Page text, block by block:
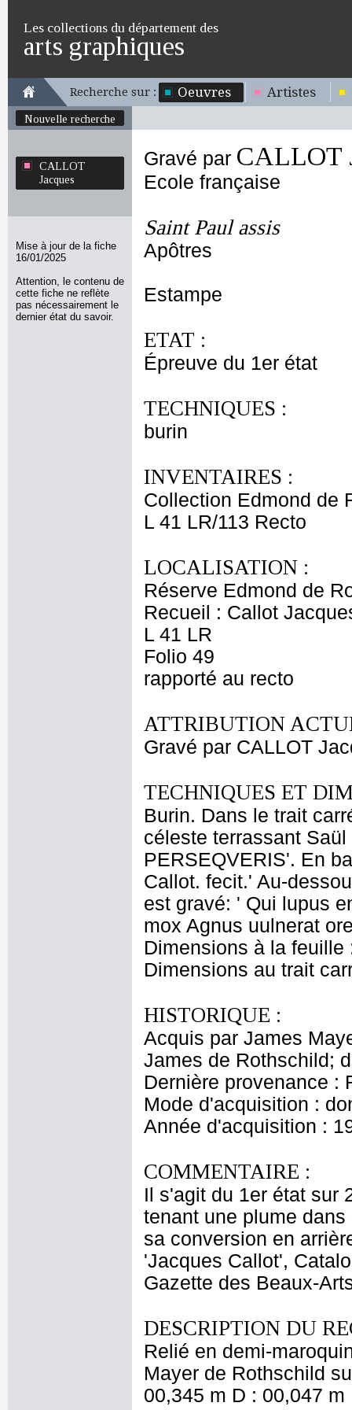
Les collections du département des
arts graphiques
Recherche sur : Oeuvres Artistes
Nouvelle recherche
CALLOT
Jacques
Mise à jour de la fiche
16/01/2025
Attention, le contenu de
cette fiche ne reflète
pas nécessairement le
dernier état du savoir.
Gravé par CALLOT
Ecole française
Saint Paul assis
Apôtres
Estampe
ETAT :
Épreuve du 1er état
TECHNIQUES :
burin
INVENTAIRES :
Collection Edmond de
L 41 LR/113 Recto
LOCALISATION :
Réserve Edmond de
Recueil : Callot
L 41 LR
Folio 49
rapporté au recto
ATTRIBUTION
Gravé par CALLOT
TECHNIQUES ET
Burin. Dans le trait
céleste terrassant
PERSEQVERIS'. En
Callot. fecit.' Au-
est gravé: ' Qui lupus
mox Agnus uulnerat
Dimensions à la
Dimensions au trait
HISTORIQUE :
Acquis par James
James de Rothschild;
Dernière provenance :
Mode d'acquisition :
Année d'acquisition :
COMMENTAIRE :
Il s'agit du 1er état sur
tenant une plume
sa conversion en
'Jacques Callot',
Gazette des Beaux-
DESCRIPTION DU
Relié en demi-
Mayer de Rothschild
00,345 m D : 00,047